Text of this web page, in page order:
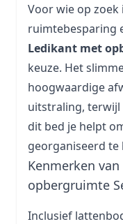
Voor wie op
ruimtebesparing
Ledikant met
keuze. Het
hoogwaardige
uitstraling, terwijl
dit bed je helpt
georganiseerd te
Kenmerken
opbergruimte
Inclusief